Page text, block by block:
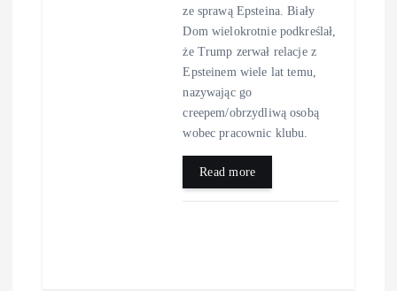
ze sprawą Epsteina. Biały
Dom wielokrotnie podkreślał,
że Trump zerwał relacje z
Epsteinem wiele lat temu,
nazywając go
creepem/obrzydliwą osobą
wobec pracownic klubu.
Read more